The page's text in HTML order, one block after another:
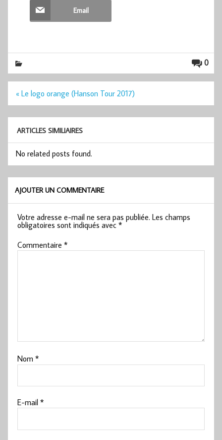
Email
0
Navigation
« Le logo orange (Hanson Tour 2017)
ARTICLES SIMILIAIRES
No related posts found.
AJOUTER UN COMMENTAIRE
Votre adresse e-mail ne sera pas publiée. Les champs
obligatoires sont indiqués avec*
Commentaire*
Nom*
E-mail*